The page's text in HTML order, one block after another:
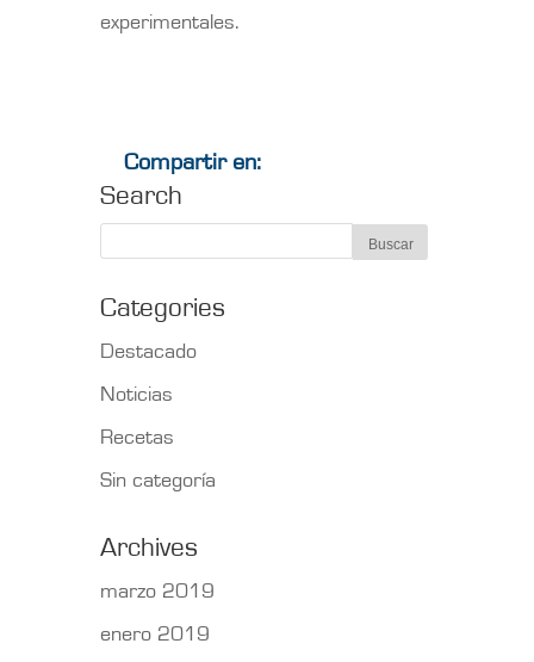
experimentales.
Compartir en:
Search
Categories
Destacado
Noticias
Recetas
Sin categoría
Archives
marzo 2019
enero 2019